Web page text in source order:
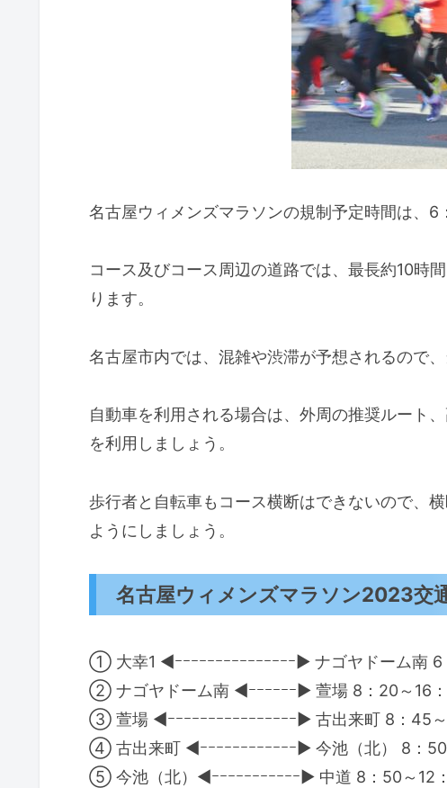
名古屋ウィメンズマラソンの規制予定時間は、6
コース及びコース周辺の道路では、最長約10時
ります。
名古屋市内では、混雑や渋滞が予想されるので
自動車を利用される場合は、外周の推奨ルート
を利用しましょう。
歩行者と自転車もコース横断はできないので、
ようにしましょう。
名古屋ウィメンズマラソン2023交
① 大幸1 ◀ｰｰｰｰｰｰｰｰｰｰｰｰｰｰｰ▶ ナゴヤドーム南
② ナゴヤドーム南 ◀ｰｰｰｰｰｰ▶ 萱場 8：20～16
③ 萱場 ◀ｰｰｰｰｰｰｰｰｰｰｰｰｰｰｰｰ▶ 古出来町 8：45
④ 古出来町 ◀ｰｰｰｰｰｰｰｰｰｰｰｰ▶ 今池（北） 8：
⑤ 今池（北）◀ｰｰｰｰｰｰｰｰｰｰｰ▶ 中道 8：50～12